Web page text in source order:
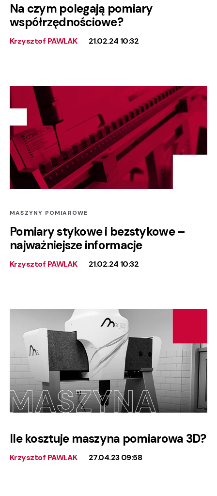
Na czym polegają pomiary
współrzędnościowe?
Krzysztof PAWLAK 21.02.24 10:32
MASZYNY POMIAROWE
Pomiary stykowe i bezstykowe –
najważniejsze informacje
Krzysztof PAWLAK 21.02.24 10:32
Ile kosztuje maszyna pomiarowa 3D?
Krzysztof PAWLAK 27.04.23 09:58